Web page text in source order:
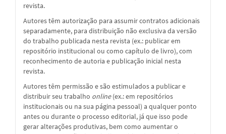
revista.
Autores têm autorização para assumir contratos adicionais
separadamente, para distribuição não exclusiva da versão
do trabalho publicada nesta revista (ex.: publicar em
repositório institucional ou como capítulo de livro), com
reconhecimento de autoria e publicação inicial nesta
revista.
Autores têm permissão e são estimulados a publicar e
distribuir seu trabalho online(ex.: em repositórios
institucionais ou na sua página pessoal) a qualquer ponto
antes ou durante o processo editorial, já que isso pode
gerar alterações produtivas, bem como aumentar o